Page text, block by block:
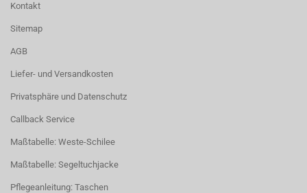
Kontakt
Sitemap
AGB
Liefer- und Versandkosten
Privatsphäre und Datenschutz
Callback Service
Maßtabelle: Weste-Schilee
Maßtabelle: Segeltuchjacke
Pflegeanleitung: Taschen